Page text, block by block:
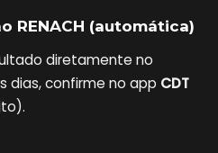
RENACH (automática)
diretamente no
dias, confirme no app CDT